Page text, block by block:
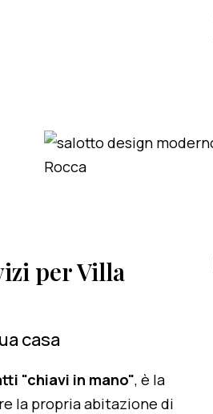
per Villa
casa
"chiavi in mano", è la
la propria abitazione di